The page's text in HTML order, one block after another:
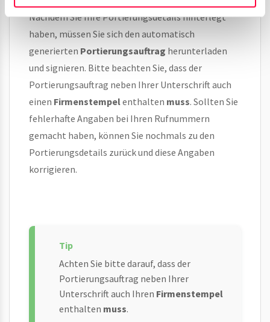
Nachdem Sie Ihre Portierungsdetails hinterlegt
haben, müssen Sie sich den automatisch
generierten Portierungsauftrag herunterladen
und signieren. Bitte beachten Sie, dass der
Portierungsauftrag neben Ihrer Unterschrift auch
einen Firmenstempelenthalten muss. Sollten Sie
fehlerhafte Angaben bei Ihren Rufnummern
gemacht haben, können Sie nochmals zu den
Portierungsdetails zurück und diese Angaben
korrigieren.
Achten Sie bitte darauf, dass der
Portierungsauftrag neben Ihrer
Unterschrift auch Ihren Firmenstempel
enthalten muss.